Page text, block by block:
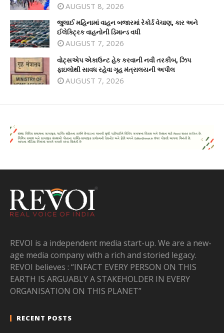
AUGUST 8, 2026
જુલાઈ મહિનામાં વાહન બજારમાં રેકોર્ડ વેચાણ, કાર અને
ઈલેક્ટ્રિક વાહનોની ડિમાન્ડ વધી
AUGUST 7, 2026
વોટ્સએપ એકાઉન્ટ હેક કરવાની નવી તરકીબ, ઝિપ
ફાઇલોથી સાવધ રહેવા ગૃહ મંત્રાલયની અપીલ
AUGUST 7, 2026
REVOI is a independent media start-up. We are a new-
age media company with a rich and storied legacy.
REVOI believes : “INFACT EVERY PERSON ON THIS
EARTH IS ARGUABLY A STAKEHOLDER IN EVERY
ORGANISATION ON THIS PLANET”
RECENT POSTS